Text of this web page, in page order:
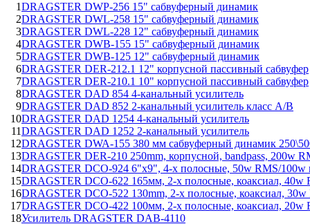
1DRAGSTER DWP-256 15" сабвуферный динамик
2DRAGSTER DWL-258 15" сабвуферный динамик
3DRAGSTER DWL-228 12" сабвуферный динамик
4DRAGSTER DWB-155 15" сабвуферный динамик
5DRAGSTER DWB-125 12" сабвуферный динамик
6DRAGSTER DER-212.1 12" корпусной пассивный сабвуфер
7DRAGSTER DER-210.1 10" корпусной пассивный сабвуфер
8DRAGSTER DAD 854 4-канальный усилитель
9DRAGSTER DAD 852 2-канальный усилитель класс A/B
10DRAGSTER DAD 1254 4-канальный усилитель
11DRAGSTER DAD 1252 2-канальный усилитель
12DRAGSTER DWA-155 380 мм сабвуферный динамик
13DRAGSTER DER-210 250mm, корпусной, bandpass, 200w
14DRAGSTER DCO-924 6"x9", 4-х полосные, 50w RMS/100w
15DRAGSTER DCO-622 165мм, 2-х полосные, коаксиал, 40w
16DRAGSTER DCO-522 130mm, 2-x полосные, коаксиал, 30w
17DRAGSTER DCO-422 100мм, 2-х полосные, коаксиал, 20w
18Усилитель DRAGSTER DAB-4110